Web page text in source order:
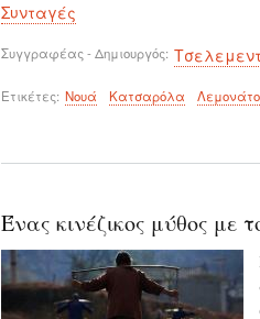
Συνταγές
Συγγραφέας - Δημιουργός
Ετικέτες Νουά Κατσαρόλα Λεμονάτο
Ένας κινέζικος μύθος με